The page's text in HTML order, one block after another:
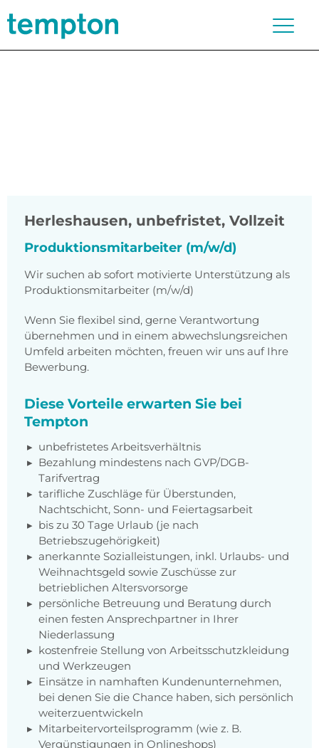
Herleshausen, unbefristet, Vollzeit
Produktionsmitarbeiter (m/w/d)
Wir suchen ab sofort motivierte Unterstützung als
Produktionsmitarbeiter (m/w/d)
Wenn Sie flexibel sind, gerne Verantwortung
übernehmen und in einem abwechslungsreichen
Umfeld arbeiten möchten, freuen wir uns auf Ihre
Bewerbung.
Diese Vorteile erwarten Sie bei
Tempton
unbefristetes Arbeitsverhältnis
Bezahlung mindestens nach GVP/DGB-
Tarifvertrag
tarifliche Zuschläge für Überstunden,
Nachtschicht, Sonn- und Feiertagsarbeit
bis zu 30 Tage Urlaub (je nach
Betriebszugehörigkeit)
anerkannte Sozialleistungen, inkl. Urlaubs- und
Weihnachtsgeld sowie Zuschüsse zur
betrieblichen Altersvorsorge
persönliche Betreuung und Beratung durch
einen festen Ansprechpartner in Ihrer
Niederlassung
kostenfreie Stellung von Arbeitsschutzkleidung
und Werkzeugen
Einsätze in namhaften Kundenunternehmen,
bei denen Sie die Chance haben, sich persönlich
weiterzuentwickeln
Mitarbeitervorteilsprogramm (wie z. B.
Vergünstigungen in Onlineshops)